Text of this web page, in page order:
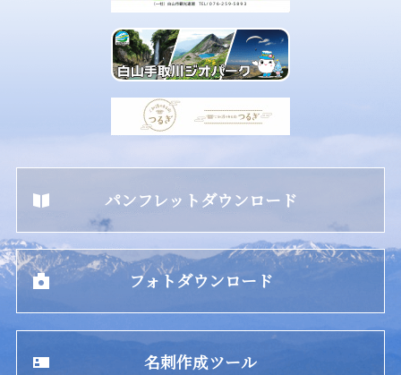
パンフレットダウンロード
フォトダウンロード
名刺作成ツール